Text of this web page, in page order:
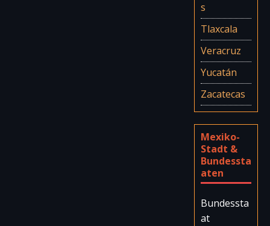
s
Tlaxcala
Veracruz
Yucatán
Zacatecas
Mexiko-
Stadt &
Bundessta
aten
Bundessta
at